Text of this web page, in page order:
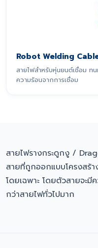
Robot Welding
สายไฟสำหรับหุ่นยนต์เชื่อม ท
ความร้อนจากการเชื่อม
สายไฟรางกระดูกงู /
สายที่ถูกออกแบบโครงสร้า
โดยเฉพาะ โดยตัวสายจะ
กว่าสายไฟทั่วไปมาก